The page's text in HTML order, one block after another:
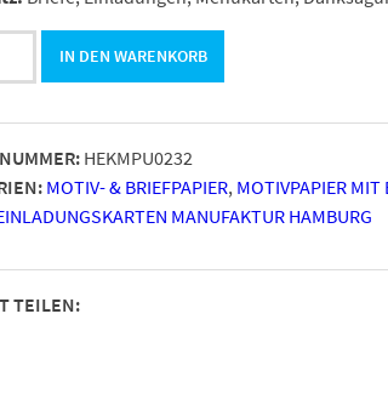
IN DEN WARENKORB
HEKMPU0232
MOTIV- & BRIEFPAPIER, MOTIVPAPIER MIT
MANUFAKTUR HAMBURG
TEILEN: